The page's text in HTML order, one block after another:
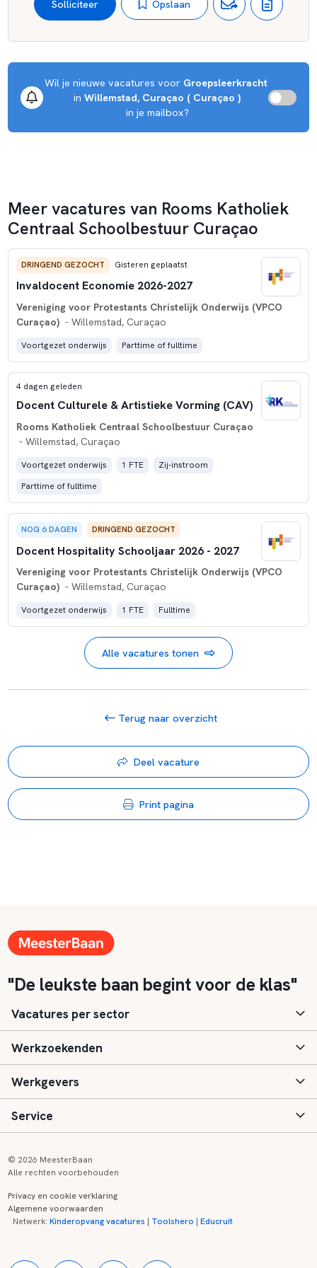
Solliciteer Opslaan
Wil je nieuwe vacatures voor Groepsleerkracht
in Willemstad, Curaçao ( Curaçao )
in je mailbox?
Meer vacatures van Rooms Katholiek
Centraal Schoolbestuur Curaçao
DRINGEND GEZOCHT Gisteren geplaatst
Invaldocent Economie 2026-2027
Vereniging voor Protestants Christelijk Onderwijs (VPCO
Curaçao) - Willemstad, Curaçao
Voortgezet onderwijs Parttime of fulltime
4 dagen geleden
Docent Culturele & Artistieke Vorming (CAV)
Rooms Katholiek Centraal Schoolbestuur Curaçao
- Willemstad, Curaçao
Voortgezet onderwijs 1 FTE
Zij-instroom
Parttime of fulltime
NOG 6 DAGEN DRINGEND GEZOCHT
Docent Hospitality Schooljaar 2026 - 2027
Vereniging voor Protestants Christelijk Onderwijs (VPCO
Curaçao) - Willemstad, Curaçao
Voortgezet onderwijs 1 FTE Fulltime
Alle vacatures tonen
Terug naar overzicht
Deel vacature
Print pagina
"De leukste baan begint voor de klas"
Vacatures per sector
Basisonderwijs
Speciaal (basis) onderwijs
Voortgezet onderwijs
Kinderopvang
Werkzoekenden
Aanmelden
Vacatures
Zij-instroom informatie
Werkgevers
Inloggen
Registreren
Service
Onderwijs links
© 2026 MeesterBaan
Alle rechten voorbehouden
Privacy en cookie verklaring
Algemene voorwaarden
Netwerk:Kinderopvang vacatures | Toolshero |Educruit